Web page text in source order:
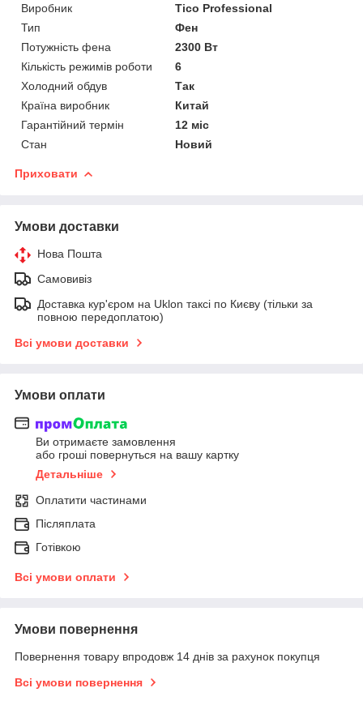
Виробник
Tico Professional
Тип
Фен
Потужність фена
2300 Вт
Кількість режимів роботи
6
Холодний обдув
Так
Країна виробник
Китай
Гарантійний термін
12 міс
Стан
Новий
Приховати
Умови доставки
Нова Пошта
Самовивіз
Доставка кур'єром на Uklon таксі по Києву (тільки за
повною передоплатою)
Всі умови доставки
Умови оплати
Ви отримаєте замовлення
або гроші повернуться на вашу картку
Детальніше
Оплатити частинами
Післяплата
Готівкою
Всі умови оплати
Умови повернення
Повернення товару впродовж 14 днів за рахунок покупця
Всі умови повернення